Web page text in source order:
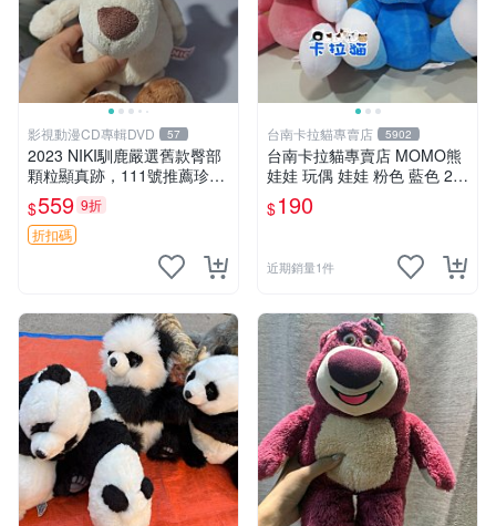
影視動漫CD專輯DVD 57
2023 NIKI馴鹿嚴選舊款臀部
顆粒顯真跡，111號推薦珍藏
品 馴鹿 舊款 尾巴顆粒
$559 9折
折扣碼
台南卡拉貓專賣店 5902
台南卡拉貓專賣店 MOMO熊
娃娃 玩偶 娃娃 粉色 藍色 2色
分售
$190
近期銷量1件